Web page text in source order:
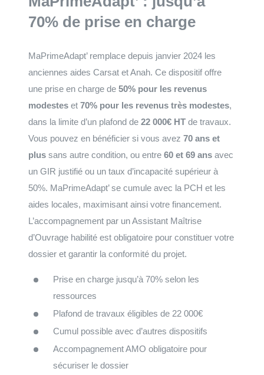
70% de prise en charge
MaPrimeAdapt’ remplace depuis janvier 2024 les
anciennes aides Carsat et Anah. Ce dispositif offre
une prise en charge de 50% pour les revenus
modestes et 70% pour les revenus très modestes,
dans la limite d’un plafond de 22 000€ HT de travaux.
Vous pouvez en bénéficier si vous avez 70 ans et
plus sans autre condition, ou entre 60 et 69 ans avec
un GIR justifié ou un taux d’incapacité supérieur à
50%. MaPrimeAdapt’ se cumule avec la PCH et les
aides locales, maximisant ainsi votre financement.
L’accompagnement par un Assistant Maîtrise
d’Ouvrage habilité est obligatoire pour constituer votre
dossier et garantir la conformité du projet.
Prise en charge jusqu’à 70% selon les
ressources
Plafond de travaux éligibles de 22 000€
Cumul possible avec d’autres dispositifs
Accompagnement AMO obligatoire pour
sécuriser le dossier